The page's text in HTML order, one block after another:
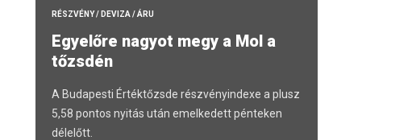
RÉSZVÉNY / DEVIZA / ÁRU
Egyelőre nagyot megy a Mol a
tőzsdén
A Budapesti Értéktőzsde részvényindexe a plusz
5,58 pontos nyitás után emelkedett pénteken
délelőtt.